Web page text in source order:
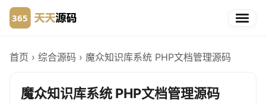
首页 › 综合源码 › 魔众知识库系统 PHP文档管理源码
魔众知识库系统 PHP文档管理源码